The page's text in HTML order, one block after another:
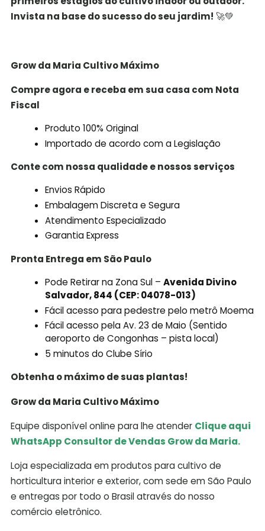
Invista na base do sucesso do seu jardim! 🚀💚
Grow da Maria CultivoMáximo
Compre agora e receba em sua casa com Nota
Fiscal
Produto 100% Original
Importado de acordo com a Legislação
Conte com nossa qualidade e nossos serviços
Envios Rápido
Embalagem Discreta e Segura
Atendimento Especializado
Garantia Express
Pronta Entrega em São Paulo
Pode Retirar na Zona Sul –Avenida Divino
Salvador, 844 (CEP: 04078-013)
Fácil acesso para pedestre pelo metrô Moema
Fácil acesso pela Av. 23 de Maio (Sentido
aeroporto de Congonhas – pista local)
5 minutos do Clube Sírio
Obtenha o máximo de suas plantas!
Grow da Maria Cultivo Máximo
Equipe disponível online para lhe atender Clique aqui
WhatsApp Consultor de Vendas Grow da Maria.
Loja especializada em produtos para cultivo de
horticultura interior e exterior, com sede em São Paulo
e entregas por todo o Brasil através do nosso
comércio eletrônico.